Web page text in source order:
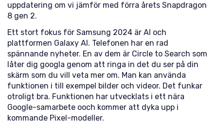
uppdatering om vi jämför med förra årets Snapdragon
8 gen 2.
Ett stort fokus för Samsung 2024 är AI och
plattformen Galaxy AI. Telefonen har en rad
spännande nyheter. En av dem är Circle to Search som
låter dig googla genom att ringa in det du ser på din
skärm som du vill veta mer om. Man kan använda
funktionen i till exempel bilder och videor. Det funkar
otroligt bra. Funktionen har utvecklats i ett nära
Google-samarbete ooch kommer att dyka upp i
kommande Pixel-modeller.